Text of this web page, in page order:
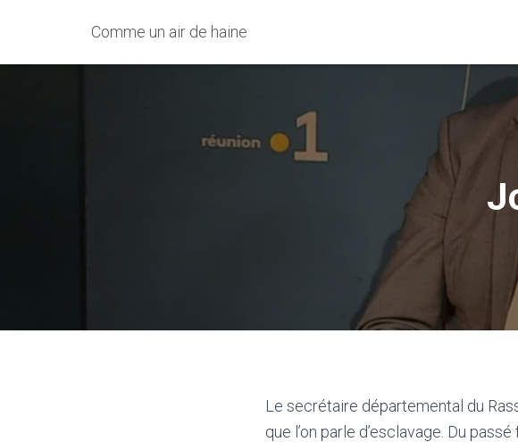
Comme un air de haine
Le secrétaire départemental du
que l’on parle d’esclavage. Du